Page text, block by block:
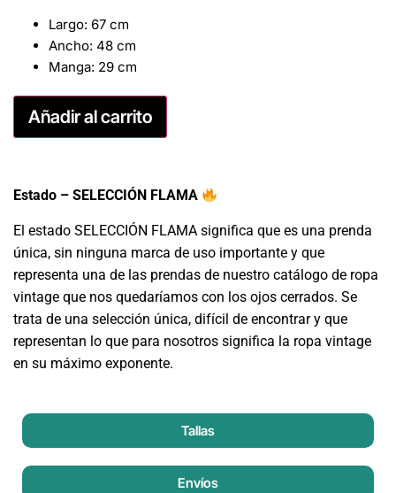
Largo: 67 cm
Ancho: 48 cm
Manga: 29 cm
Añadir al carrito
Estado – SELECCIÓN FLAMA
El estado SELECCIÓN FLAMA significa que es una prenda
única, sin ninguna marca de uso importante y que
representa una de las prendas de nuestro catálogo de ropa
vintage que nos quedaríamos con los ojos cerrados. Se
trata de una selección única, difícil de encontrar y que
representan lo que para nosotros significa la ropa vintage
en su máximo exponente.
Tallas
Envíos